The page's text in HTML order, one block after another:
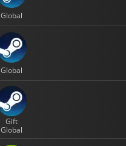
Global
Global
Gift
Global